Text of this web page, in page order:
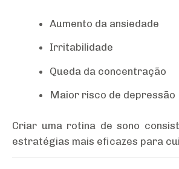
Aumento da ansiedade
Irritabilidade
Queda da concentração
Maior risco de depressão
Criar uma rotina de sono
estratégias mais eficazes para